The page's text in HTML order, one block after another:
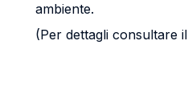
ambiente.
(Per dettagli consultare il